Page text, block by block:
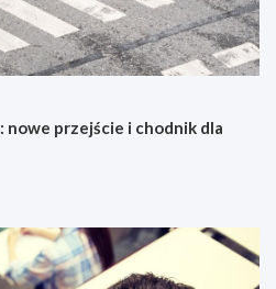
przejście i chodnik dla